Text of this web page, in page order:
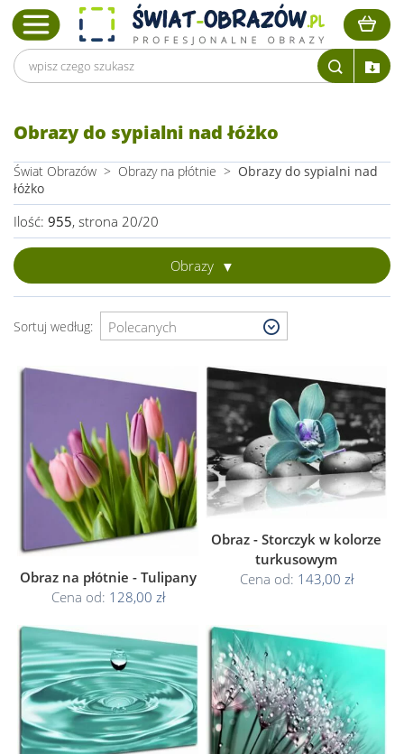
Obrazy do sypialni nad łóżko
Świat Obrazów > Obrazy na płótnie > Obrazy do sypialni nad
łóżko
Ilość: 955, strona 20/20
Obrazy
Sortuj według:
Obraz na płótnie - Tulipany
Cena od: 128,00 zł
Obraz - Storczyk w kolorze
turkusowym
Cena od: 143,00 zł